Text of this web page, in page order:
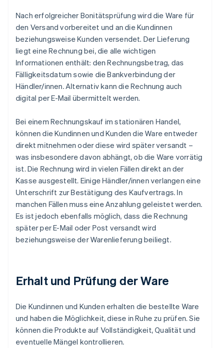
Nach erfolgreicher Bonitätsprüfung wird die Ware für
den Versand vorbereitet und an die Kundinnen
beziehungsweise Kunden versendet. Der Lieferung
liegt eine Rechnung bei, die alle wichtigen
Informationen enthält: den Rechnungsbetrag, das
Fälligkeitsdatum sowie die Bankverbindung der
Händler/innen. Alternativ kann die Rechnung auch
digital per E-Mail übermittelt werden.
Bei einem Rechnungskauf im stationären Handel,
können die Kundinnen und Kunden die Ware entweder
direkt mitnehmen oder diese wird später versandt –
was insbesondere davon abhängt, ob die Ware vorrätig
ist. Die Rechnung wird in vielen Fällen direkt an der
Kasse ausgestellt. Einige Händler/innen verlangen eine
Unterschrift zur Bestätigung des Kaufvertrags. In
manchen Fällen muss eine Anzahlung geleistet werden.
Es ist jedoch ebenfalls möglich, dass die Rechnung
später per E-Mail oder Post versandt wird
beziehungsweise der Warenlieferung beiliegt.
Erhalt und Prüfung der Ware
Die Kundinnen und Kunden erhalten die bestellte Ware
und haben die Möglichkeit, diese in Ruhe zu prüfen. Sie
können die Produkte auf Vollständigkeit, Qualität und
eventuelle Mängel kontrollieren.